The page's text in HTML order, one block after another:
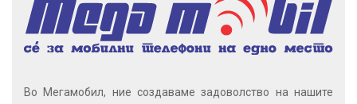
Во Мегамобил, ние создаваме задоволство на нашите